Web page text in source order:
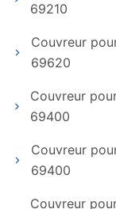
69210
Couvreur
69620
Couvreur
69400
Couvreur
69400
Couvreur